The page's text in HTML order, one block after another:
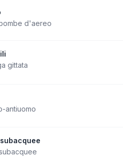
d'aereo
gittata
antiuomo